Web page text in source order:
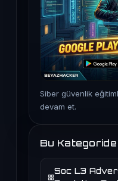
Siber güvenlik
devam et.
Bu Kategoride
Soc L3